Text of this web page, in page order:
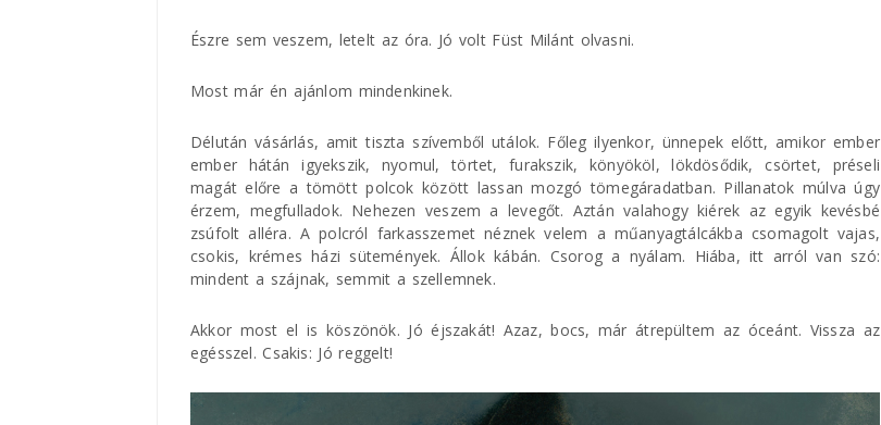
Észre sem veszem, letelt az óra. Jó volt Füst Milánt olvasni.
Most már én ajánlom mindenkinek.
Délután vásárlás, amit tiszta szívemből utálok. Főleg ilyenkor, ünnepek előtt, amikor ember
ember hátán igyekszik, nyomul, törtet, furakszik, könyököl, lökdösődik, csörtet, préseli
magát előre a tömött polcok között lassan mozgó tömegáradatban. Pillanatok múlva úgy
érzem, megfulladok. Nehezen veszem a levegőt. Aztán valahogy kiérek az egyik kevésbé
zsúfolt alléra. A polcról farkasszemet néznek velem a műanyagtálcákba csomagolt vajas,
csokis, krémes házi sütemények. Állok kábán. Csorog a nyálam. Hiába, itt arról van szó:
mindent a szájnak, semmit a szellemnek.
Akkor most el is köszönök. Jó éjszakát! Azaz, bocs, már átrepültem az óceánt. Vissza az
egésszel. Csakis: Jó reggelt!